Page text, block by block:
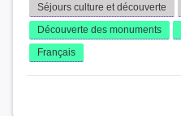
Séjours culture et découverte
Découverte des monuments
Français